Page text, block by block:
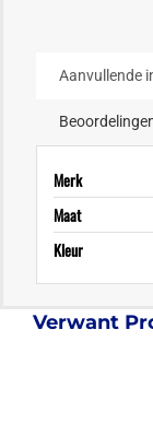
Aanvullende
Merk
Maat
Kleur
Verwant